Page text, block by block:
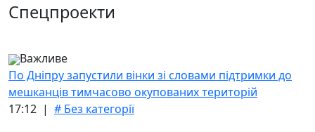
Спецпроекти
Важливе
По Дніпру запустили вінки зі словами підтримки до
мешканців тимчасово окупованих територій
17:12 | # Без категорії